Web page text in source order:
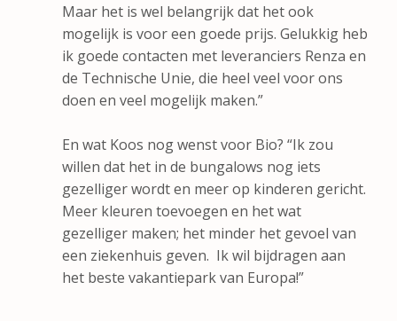
Maar het is wel belangrijk dat het ook
mogelijk is voor een goede prijs. Gelukkig heb
ik goede contacten met leveranciers Renza en
de Technische Unie, die heel veel voor ons
doen en veel mogelijk maken.”
En wat Koos nog wenst voor Bio? “Ik zou
willen dat het in de bungalows nog iets
gezelliger wordt en meer op kinderen gericht.
Meer kleuren toevoegen en het wat
gezelliger maken; het minder het gevoel van
een ziekenhuis geven. Ik wil bijdragen aan
het beste vakantiepark van Europa!”